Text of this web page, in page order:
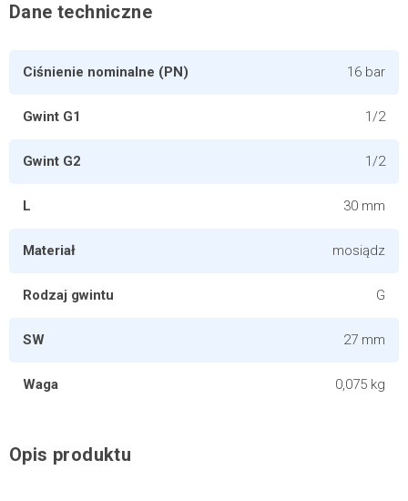
Dane techniczne
Ciśnienie nominalne (PN) 16 bar
Gwint G1 1/2
Gwint G2 1/2
L 30 mm
Materiał mosiądz
Rodzaj gwintu G
SW 27 mm
Waga 0,075 kg
Opis produktu